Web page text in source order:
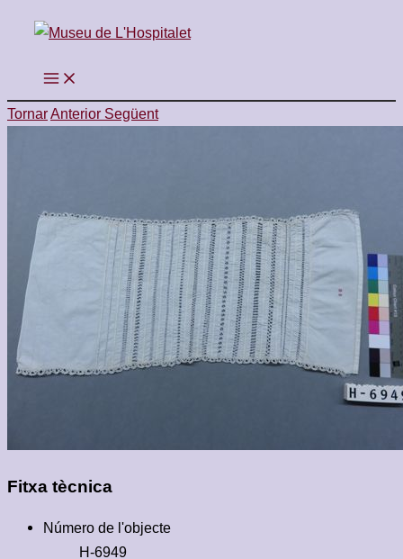
TornarAnterior Següent
Fitxa tècnica
Número de l'objecte
H-6949